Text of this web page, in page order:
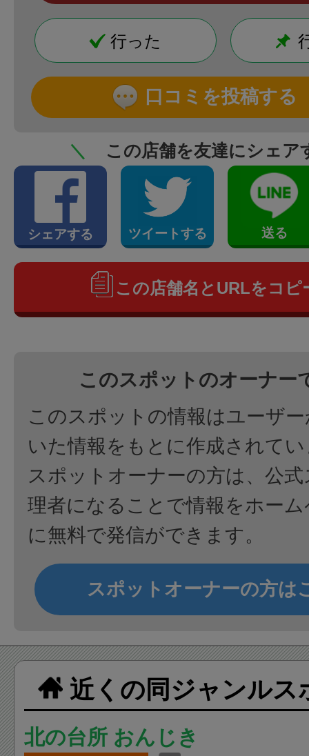
行った
口コミを投稿する
＼ この店舗を友達にシェア
シェアする ツイートする 送る
この店舗名とURLをコピ
このスポットのオーナー
このスポットの情報はユーザ
いた情報をもとに作成されて
スポットオーナーの方は、公
理者になることで情報をホー
に無料で発信ができます。
スポットオーナーの方は
近くの同ジャンルス
北の台所 おんじき